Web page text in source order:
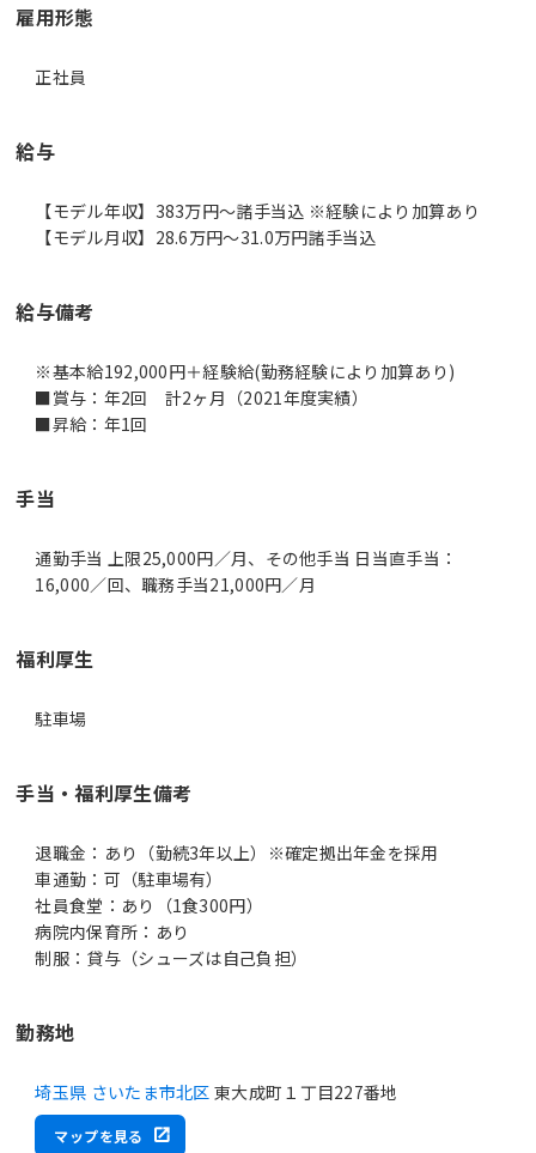
雇用形態
正社員
給与
【モデル年収】383万円〜諸手当込 ※経験により加算あり
【モデル月収】28.6万円〜31.0万円諸手当込
給与備考
※基本給192,000円＋経験給(勤務経験により加算あり)
■賞与：年2回 計2ヶ月（2021年度実績）
■昇給：年1回
手当
通勤手当 上限25,000円／月、その他手当 日当直手当：
16,000／回、職務手当21,000円／月
福利厚生
駐車場
手当・福利厚生備考
退職金：あり（勤続3年以上）※確定拠出年金を採用
車通勤：可（駐車場有）
社員食堂：あり（1食300円）
病院内保育所：あり
制服：貸与（シューズは自己負担）
勤務地
埼玉県 さいたま市北区 東大成町１丁目227番地
マップを見る